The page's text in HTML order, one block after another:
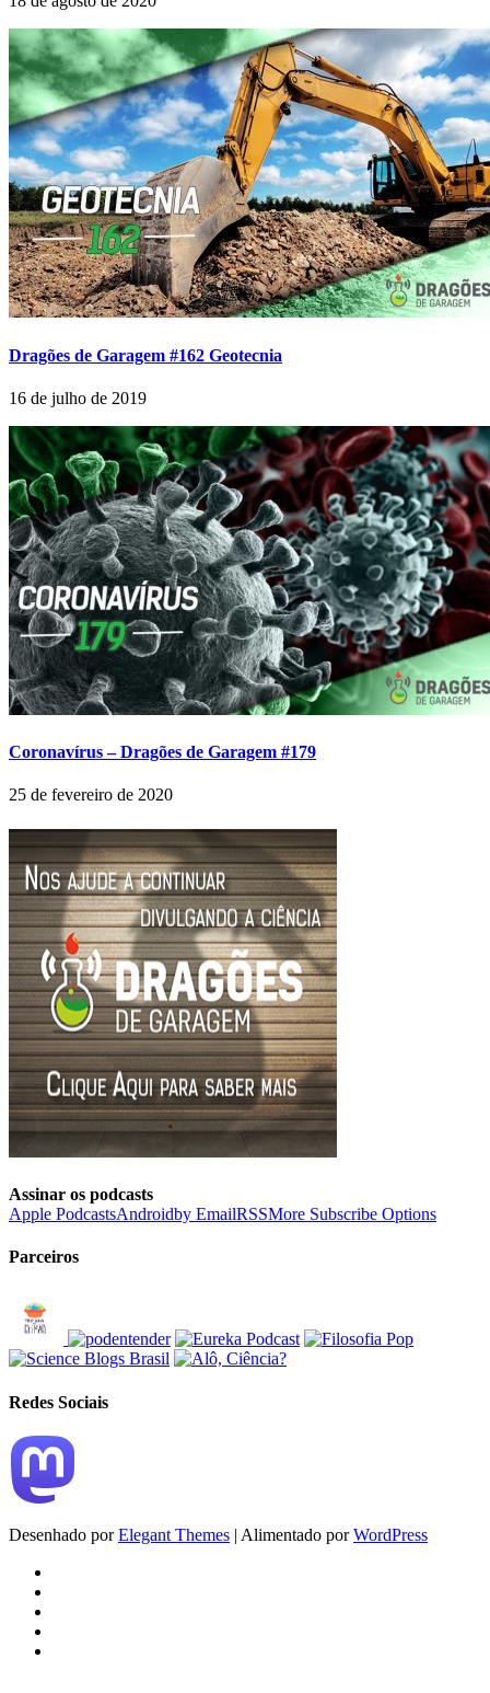
Dragões de Garagem #162 Geotecnia
16 de julho de 2019
Coronavírus – Dragões de Garagem #179
25 de fevereiro de 2020
Assinar os podcasts
Apple PodcastsAndroidby EmailRSSMore Subscribe Options
Parceiros
Redes Sociais
Desenhado porElegant Themes | Alimentado porWordPress